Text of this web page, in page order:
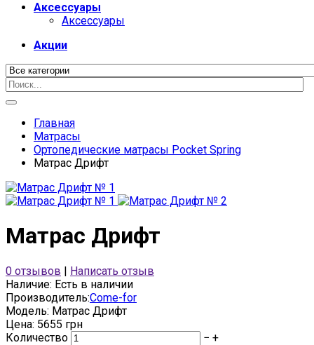
Аксессуары
Аксессуары
Акции
Главная
Матрасы
Ортопедические матрасы Pocket Spring
Матрас Дрифт
Матрас Дрифт
0 отзывов | Написать отзыв
Наличие: Есть в наличии
Производитель:Come-for
Модель: Матрас Дрифт
Цена: 5655 грн
Количество
− +